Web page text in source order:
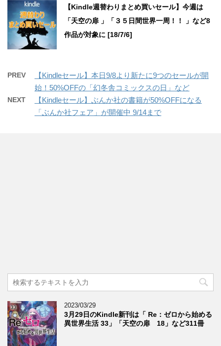
【Kindle週替わりまとめ買いセール】今週は
「天空の扉 」「３５日間世界一周！！ 」など8
作品が対象に [18/7/6]
PREV
【Kindleセール】本日9/8より新たに9つのセールが開
始！50%OFFの「幻冬舎コミックスの日」など
NEXT
【Kindleセール】ぶんか社の書籍が50%OFFになる
「ぶんか社フェア」が開催中 9/14まで
2023/03/29
3月29日のKindle新刊は「 Re：ゼロから始める
異世界生活 33」「天空の扉 18」など311冊